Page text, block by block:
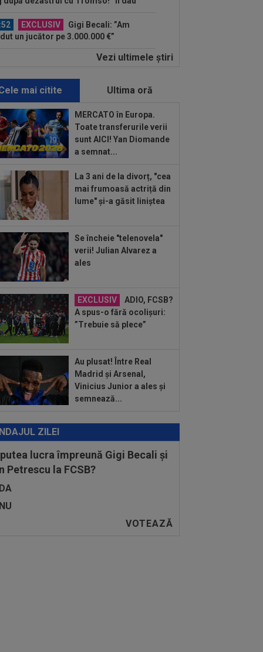
Enervat după ce a aflat că Rodri
la Barcelona, Mourinho s-a
Antrenorul lui Tromso a surprins
EXCLUSIV
Lovitură de
Ioan Varga, gata să renunțe la
și să preia alt club...
EXCLUSIV
Gigi Becali: ”Hai să-
ce face Mihai Stoica. E prima oară
o zic”
Cluj, Edi Iordănescu a luat decizia!
EXCLUSIV
Gică Craioveanu a
declarația serii, după KuPS - Craiova:
Barcelona, 180 de milioane de
pentru Rodri!
Vezi ultimele ştiri
mai citite Ultima oră
MERCATO în Europa.
Toate transferurile verii
sunt AICI! Yan Diomande
a semnat...
La 3 ani de la divorț, "cea
mai frumoasă actriță din
lume" și-a găsit liniștea
Se încheie "telenovela"
verii! Julian Alvarez a
ales
EXCLUSIV
ADIO, FCSB?
A spus-o fără ocolișuri:
”Trebuie să plece”
Au plusat! Între Real
Madrid și Arsenal,
Vinicius Junior a ales și
semnează...
ZILEI
lucra împreună Gigi Becali și
Petrescu la FCSB?
DA
NU